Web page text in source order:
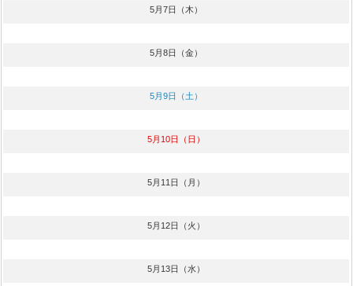
5月7日（木）
5月8日（金）
5月9日（土）
5月10日（日）
5月11日（月）
5月12日（火）
5月13日（水）